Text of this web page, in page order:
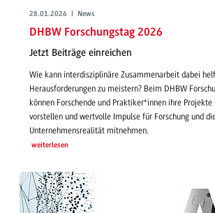
28.01.2026 | News
DHBW Forschungstag 2026
Jetzt Beiträge einreichen
Wie kann interdisziplinäre Zusammenarbeit dabei
Herausforderungen zu meistern? Beim DHBW
können Forschende und Praktiker*innen ihre Projekte
vorstellen und wertvolle Impulse für Forschung und
Unternehmensrealität mitnehmen.
weiterlesen